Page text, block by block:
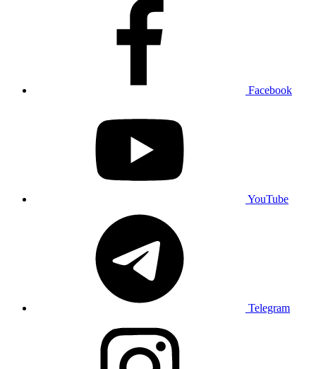
Facebook
YouTube
Telegram